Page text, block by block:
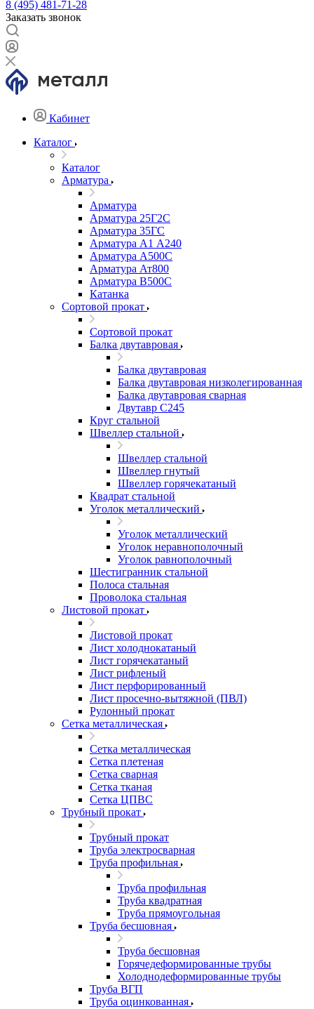
8 (495) 481-71-28
Заказать звонок
Кабинет
Каталог
Каталог
Арматура
Арматура
Арматура 25Г2С
Арматура 35ГС
Арматура А1 А240
Арматура А500С
Арматура Ат800
Арматура В500С
Катанка
Сортовой прокат
Сортовой прокат
Балка двутавровая
Балка двутавровая
Балка двутавровая низколегированная
Балка двутавровая сварная
Двутавр С245
Круг стальной
Швеллер стальной
Швеллер стальной
Швеллер гнутый
Швеллер горячекатаный
Квадрат стальной
Уголок металлический
Уголок металлический
Уголок неравнополочный
Уголок равнополочный
Шестигранник стальной
Полоса стальная
Проволока стальная
Листовой прокат
Листовой прокат
Лист холоднокатаный
Лист горячекатаный
Лист рифленый
Лист перфорированный
Лист просечно-вытяжной (ПВЛ)
Рулонный прокат
Сетка металлическая
Сетка металлическая
Сетка плетеная
Сетка сварная
Сетка тканая
Сетка ЦПВС
Трубный прокат
Трубный прокат
Труба электросварная
Труба профильная
Труба профильная
Труба квадратная
Труба прямоугольная
Труба бесшовная
Труба бесшовная
Горячедеформированные трубы
Холоднодеформированные трубы
Труба ВГП
Труба оцинкованная